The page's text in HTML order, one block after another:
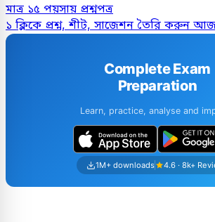
মাত্র ১৫ পয়সায় প্রশ্নপত্র
১ ক্লিকে প্রশ্ন, শীট, সাজেশন তৈরি করুন
Complete Exam
Preparation
Learn, practice, analyse and
1M+ downloads 4.6 · 8k+